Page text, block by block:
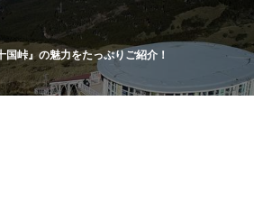
国峠』の魅力をたっぷりご紹介！